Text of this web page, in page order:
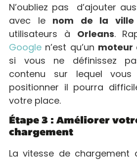
N’oubliez pas d’ajouter
avec le nom de la ville
utilisateurs à Orleans.
Google n’est qu’un moteur
si vous ne définissez
contenu sur lequel vous
positionner il pourra
votre place.
Étape 3 : Améliorer
chargement
La vitesse de chargement